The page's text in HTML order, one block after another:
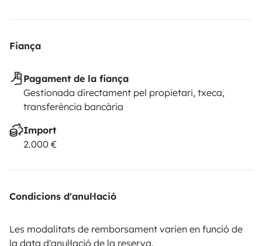
Fiança
Pagament de la fiança
Gestionada directament pel propietari, txeca,
transferència bancària
Import
2.000 €
Condicions d'anul·lació
Les modalitats de remborsament varien en funció de
la data d'anul·lació de la reserva.